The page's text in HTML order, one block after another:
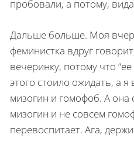
пробовали, а потому,
Дальше больше. Моя
феминистка вдруг
вечеринку, потому что
этого стоило ожидать, а
мизогин и гомофоб. А она
мизогин и не совсем
перевоспитает. Ага,